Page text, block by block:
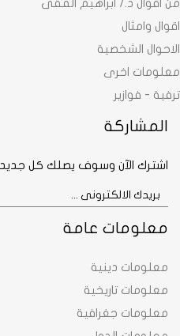
معلومات عامة
معلومات دينية
معلومات تاريخية
معلومات جغرافية
من اقوال د./ ابراهيم الفقى
اقوال وامثال
الاحوال الشخصية
معلومات اخرى
ترفية - فوازير
المشاركة
اشترك الآن وسوف يصلك كل جديد